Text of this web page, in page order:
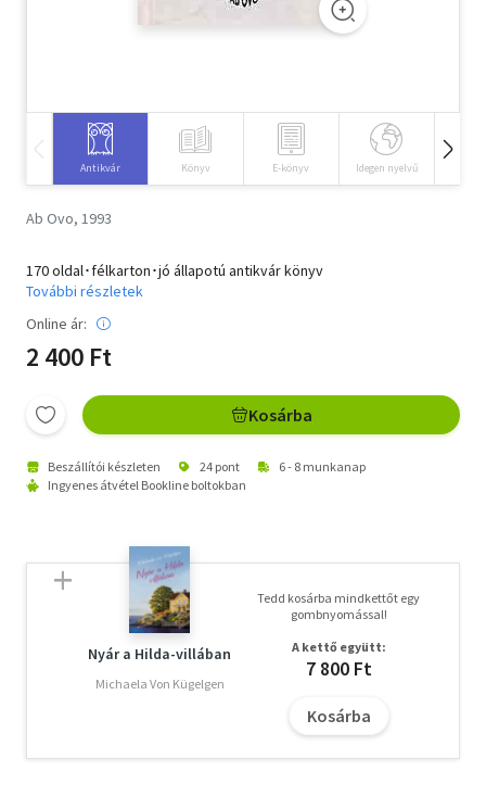
Antikvár Könyv E-könyv Idegen nyelvű
Ab Ovo, 1993
170 oldal･félkarton･jó állapotú antikvár könyv
További részletek
Online ár:
2 400 Ft
Kosárba
Beszállítói készleten 24 pont
6 - 8 munkanap
Ingyenes átvétel Bookline boltokban
Nyár a Hilda-villában
Michaela Von Kügelgen
Tedd kosárba mindkettőt egy
gombnyomással!
A kettő együtt:
7 800 Ft
Kosárba